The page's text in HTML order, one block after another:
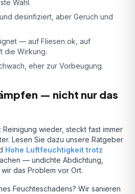
Wahl.
desinfiziert, aber Geruch und
— auf Fliesen ok, auf
die Wirkung.
eher zur Vorbeugung.
— nicht nur das
Reinigung wieder, steckt fast immer
Lesen Sie dazu unsere Ratgeber
Hohe Luftfeuchtigkeit trotz
— undichte Abdichtung,
das Problem vor Ort.
Feuchteschadens? Wir sanieren